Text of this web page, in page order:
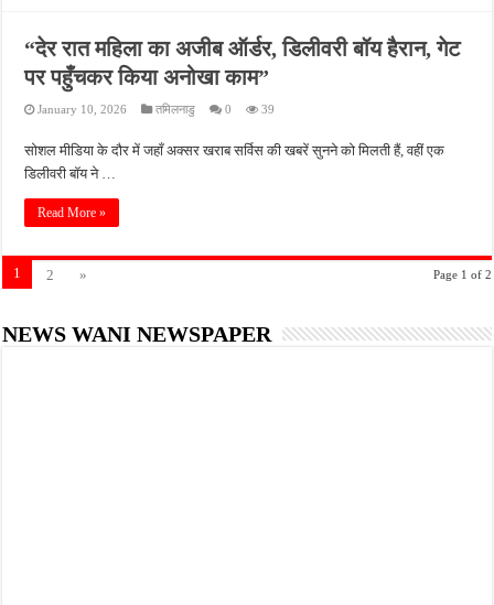
“देर रात महिला का अजीब ऑर्डर, डिलीवरी बॉय हैरान, गेट
पर पहुँचकर किया अनोखा काम”
January 10, 2026 तमिलनाडु 0 39
सोशल मीडिया के दौर में जहाँ अक्सर खराब सर्विस की खबरें सुनने को मिलती हैं, वहीं एक
डिलीवरी बॉय ने …
Read More »
Page 1 of 2
1 2 »
NEWS WANI NEWSPAPER